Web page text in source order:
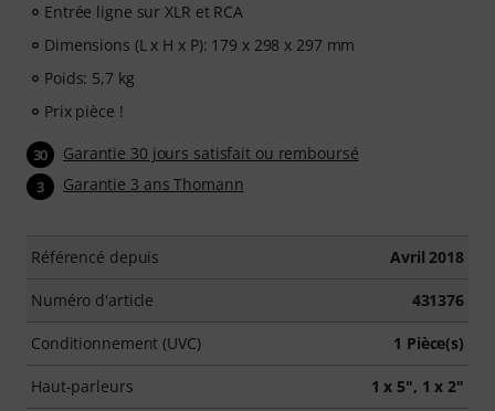
Entrée ligne sur XLR et RCA
Dimensions (L x H x P): 179 x 298 x 297 mm
Poids: 5,7 kg
Prix pièce !
30 Garantie 30 jours satisfait ou remboursé
3 Garantie 3 ans Thomann
Référencé depuis Avril 2018
Numéro d'article 431376
Conditionnement (UVC) 1 Pièce(s)
Haut-parleurs 1 x 5", 1 x 2"